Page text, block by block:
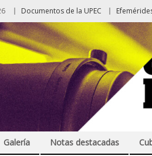
Documentos de la UPEC
Galería Notas destacadas